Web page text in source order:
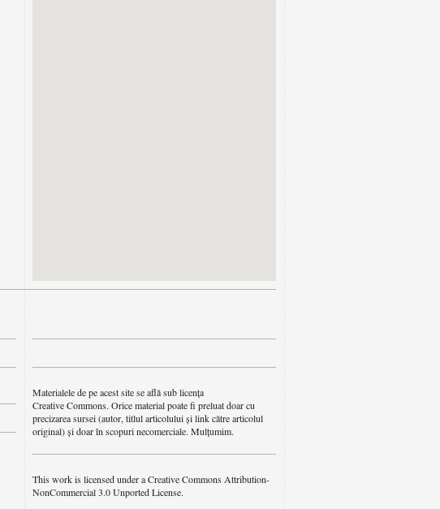
Materialele de pe acest site se află sub licența
Creative Commons. Orice material poate fi preluat doar cu
precizarea sursei (autor, titlul articolului și link către articolul
original) și doar în scopuri necomerciale. Mulțumim.
This work is licensed under a Creative Commons Attribution-
NonCommercial 3.0 Unported License.